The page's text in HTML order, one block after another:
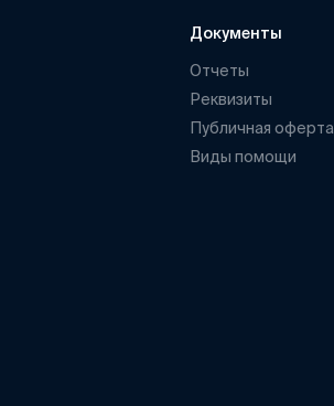
Документы
Отчеты
Реквизиты
Публичная оферта
Виды помощи